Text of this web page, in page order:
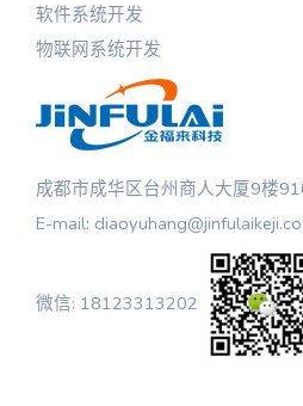
软件系统开发
物联网系统开发
成都市成华区台州商人大厦9楼
E-mail:
微信: 18123313202